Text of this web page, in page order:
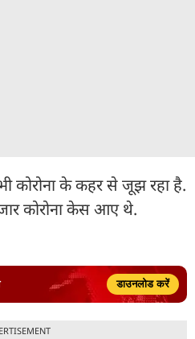
कोरोना के कहर से जूझ रहा है.
कोरोना केस आए थे.
डाउनलोड करें